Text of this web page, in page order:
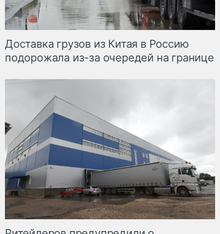
Доставка грузов из Китая в Россию
подорожала из-за очередей на границе